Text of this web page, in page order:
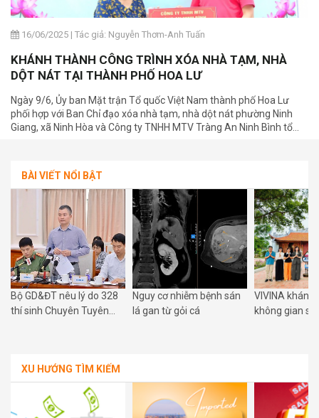
16/06/2025 | Tác giả: Nguyễn Thơm-Anh Tuấn
KHÁNH THÀNH CÔNG TRÌNH XÓA NHÀ TẠM, NHÀ
DỘT NÁT TẠI THÀNH PHỐ HOA LƯ
Ngày 9/6, Ủy ban Mặt trận Tổ quốc Việt Nam thành phố Hoa Lư
phối hợp với Ban Chỉ đạo xóa nhà tạm, nhà dột nát phường Ninh
Giang, xã Ninh Hòa và Công ty TNHH MTV Tràng An Ninh Bình tổ
BÀI VIẾT NỔI BẬT
Bộ GD&ĐT nêu lý do 328
thí sinh Chuyên Tuyên
Nguy cơ nhiễm bệnh sán
lá gan từ gỏi cá
VIVINA khánh
không gian số
XU HƯỚNG TÌM KIẾM